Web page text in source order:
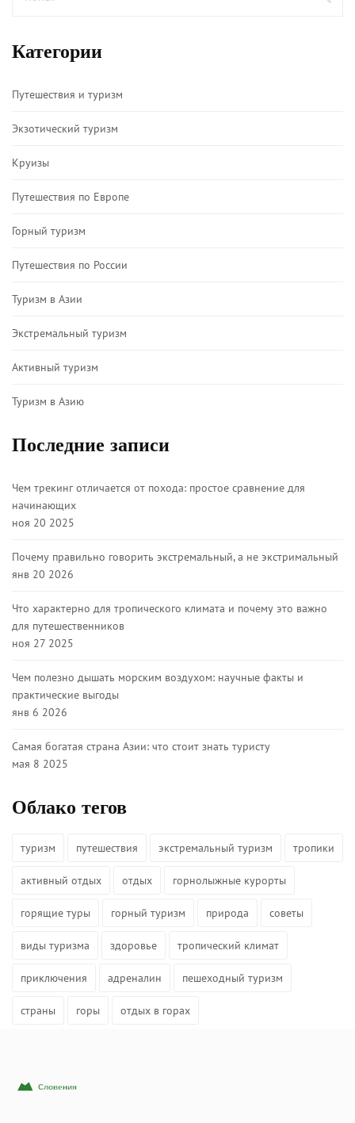
Категории
Путешествия и туризм
Экзотический туризм
Круизы
Путешествия по Европе
Горный туризм
Путешествия по России
Туризм в Азии
Экстремальный туризм
Активный туризм
Туризм в Азию
Последние записи
Чем трекинг отличается от похода: простое сравнение для
начинающих
ноя 20 2025
Почему правильно говорить экстремальный, а не экстримальный
янв 20 2026
Что характерно для тропического климата и почему это важно
для путешественников
ноя 27 2025
Чем полезно дышать морским воздухом: научные факты и
практические выгоды
янв 6 2026
Самая богатая страна Азии: что стоит знать туристу
мая 8 2025
Облако тегов
туризм путешествия экстремальный туризм тропики
активный отдых отдых горнолыжные курорты
горящие туры горный туризм природа советы
виды туризма здоровье тропический климат
приключения адреналин пешеходный туризм
страны горы отдых в горах